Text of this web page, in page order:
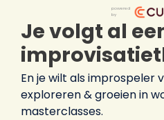
powered
by
Je volgt al
En je wilt als improspeler
exploreren & groeien in
masterclasses.